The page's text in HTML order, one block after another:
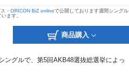
・ ORICON BiZ onlineで公開しております週間シングル
ます。
商品購入
ングルで、第5回AKB48選抜総選挙によっ